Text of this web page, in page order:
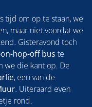
tijd om op te staan, we
maar niet voordat we
Gisteravond toch
hop-off bus te
we die kant op. De
, een van de
. Uiteraard even
rond.